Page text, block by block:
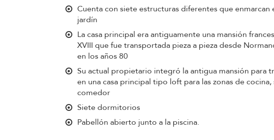
Cuenta con siete estructuras diferentes que enmarcan
jardín
La casa principal era antiguamente una mansión
XVIII que fue transportada pieza a pieza desde
en los años 80
Su actual propietario integró la antigua mansión para
en una casa principal tipo loft para las zonas de cocina,
comedor
Siete dormitorios
Pabellón abierto junto a la piscina.